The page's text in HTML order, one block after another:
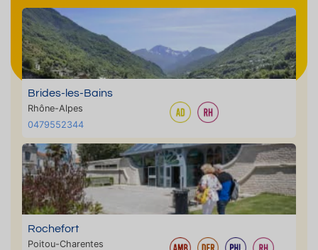
Brides-les-Bains
Rhône-Alpes
0479552344
Rochefort
Poitou-Charentes